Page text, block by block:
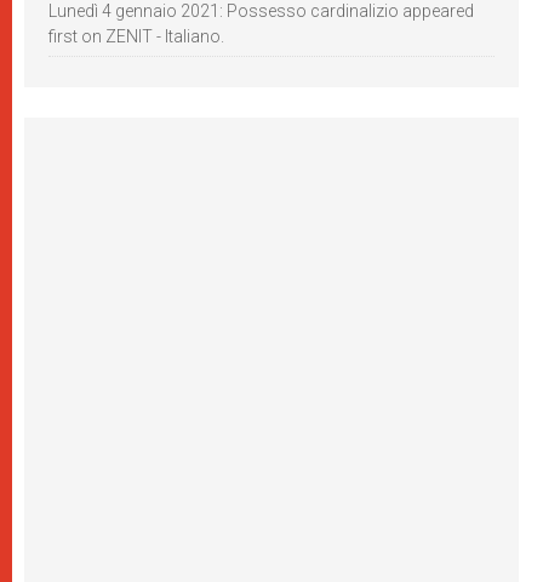
Lunedì 4 gennaio 2021: Possesso cardinalizio appeared
first on ZENIT - Italiano.